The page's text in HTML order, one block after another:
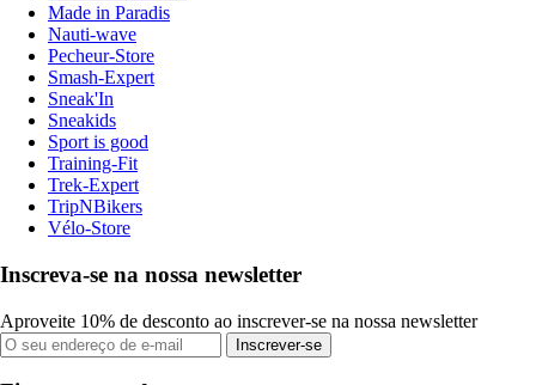
Made in Paradis
Nauti-wave
Pecheur-Store
Smash-Expert
Sneak'In
Sneakids
Sport is good
Training-Fit
Trek-Expert
TripNBikers
Vélo-Store
Inscreva-se na nossa newsletter
Aproveite 10% de desconto ao inscrever-se na nossa newsletter
Inscrever-se